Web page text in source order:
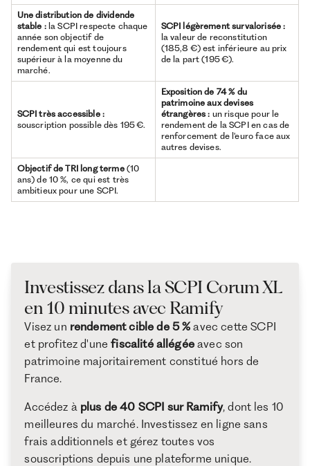
Une distribution de dividende
stable :la SCPI respecte chaque
année son objectif de
rendement qui est toujours
supérieur à la moyenne du
marché.
SCPI légèrement survalorisée :
la valeur de reconstitution
(185,8 €) est inférieure au prix
de la part (195 €).
SCPI très accessible :
souscription possible dès 195 €.
Exposition de 74 % du
patrimoine aux devises
étrangères : un risque pour le
rendement de la SCPI en cas de
renforcement de l'euro face aux
autres devises.
Objectif de TRI long terme(10
ans) de 10 %, ce qui est très
ambitieux pour une SCPI.
Investissez dans la SCPI Corum XL
en 10 minutes avec Ramify
Visez un rendement cible de 5 % avec cette SCPI
et profitez d'unefiscalité allégéeavec son
patrimoine majoritairement constitué hors de
France.
Accédez à plus de 40 SCPI sur Ramify, dont les 10
meilleures du marché. Investissez en ligne sans
frais additionnels et gérez toutes vos
souscriptions depuis une plateforme unique.